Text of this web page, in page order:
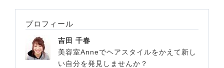
プロフィール
吉田 千春
美容室Anneでヘアスタイルをかえて新し
い自分を発見しませんか？